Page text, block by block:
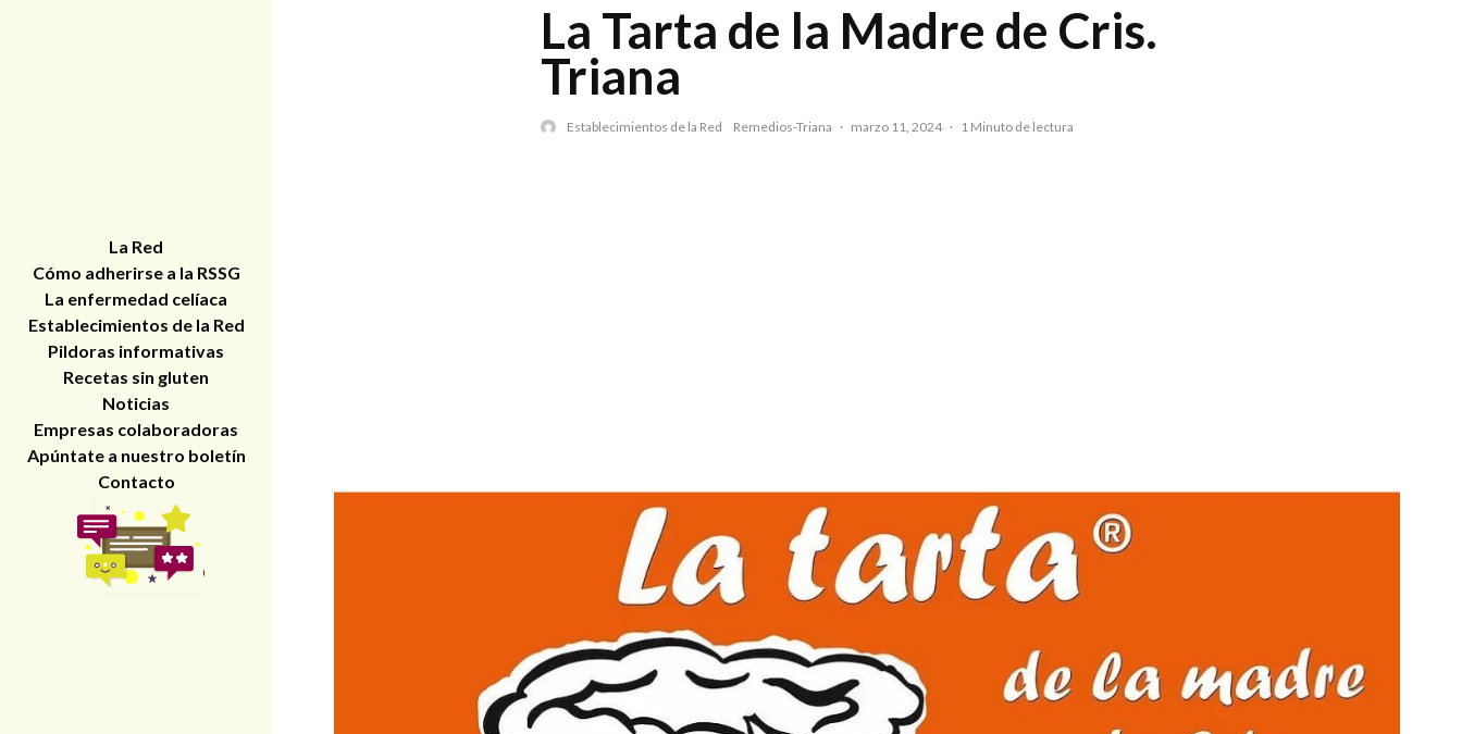
La Tarta de la Madre de Cris.
Triana
Establecimientos de la Red Remedios-Triana · marzo 11, 2024 · 1 Minuto de lectura
La Red
Cómo adherirse a la RSSG
La enfermedad celíaca
Establecimientos de la Red
Pildoras informativas
Recetas sin gluten
Noticias
Empresas colaboradoras
Apúntate a nuestro boletín
Contacto